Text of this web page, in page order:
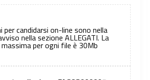
per candidarsi on-line sono nella
nella sezione ALLEGATI. La
per ogni file è 30Mb